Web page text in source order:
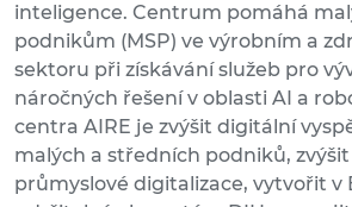
inteligence. Centrum pomáhá
podnikům (MSP) ve výrobním a
sektoru při získávání služeb pro
náročných řešení v oblasti AI a
centra AIRE je zvýšit digitální
malých a středních podniků,
průmyslové digitalizace, vytvořit v